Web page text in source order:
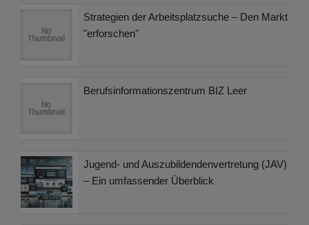
Strategien der Arbeitsplatzsuche – Den Markt
"erforschen"
Berufsinformationszentrum BIZ Leer
Jugend- und Auszubildendenvertretung (JAV)
– Ein umfassender Überblick